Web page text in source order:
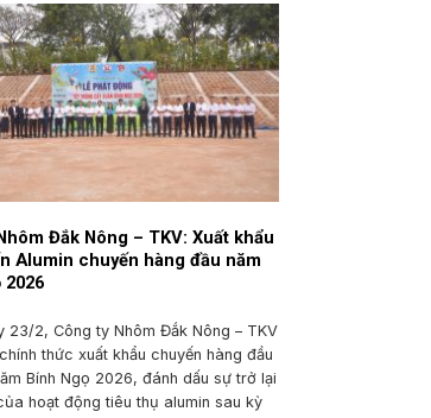
Đắk Nông – TKV: Xuất khẩu
Alumin chuyến hàng đầu năm
2026
23/2, Công ty Nhôm Đắk Nông – TKV
thức xuất khẩu chuyến hàng đầu
Bính Ngọ 2026, đánh dấu sự trở lại
hoạt động tiêu thụ alumin sau kỳ